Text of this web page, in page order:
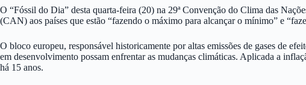
O “Fóssil do Dia” desta quarta-feira (20) na 29ª Convenção do Clima das
(CAN) aos países que estão “fazendo o máximo para alcançar o mínimo” e
O bloco europeu, responsável historicamente por altas emissões de gases de
em desenvolvimento possam enfrentar as mudanças climáticas. Aplicada a
há 15 anos.